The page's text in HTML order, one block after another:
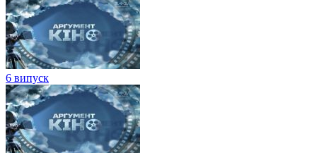
6 випуск